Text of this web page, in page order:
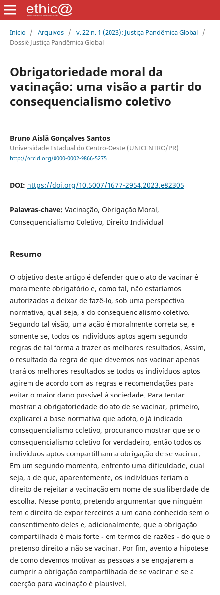
Início / Arquivos / v. 22 n. 1 (2023): Justiça Pandêmica Global /
Dossiê Justiça Pandêmica Global
Obrigatoriedade moral da
vacinação: uma visão a partir do
consequencialismo coletivo
Bruno Aislã Gonçalves Santos
Universidade Estadual do Centro-Oeste (UNICENTRO/PR)
http://orcid.org/0000-0002-9866-5275
DOI: https://doi.org/10.5007/1677-2954.2023.e82305
Palavras-chave: Vacinação, Obrigação Moral,
Consequencialismo Coletivo, Direito Individual
Resumo
O objetivo deste artigo é defender que o ato de vacinar é
moralmente obrigatório e, como tal, não estaríamos
autorizados a deixar de fazê-lo, sob uma perspectiva
normativa, qual seja, a do consequencialismo coletivo.
Segundo tal visão, uma ação é moralmente correta se, e
somente se, todos os indivíduos aptos agem segundo
regras de tal forma a trazer os melhores resultados. Assim,
o resultado da regra de que devemos nos vacinar apenas
trará os melhores resultados se todos os indivíduos aptos
agirem de acordo com as regras e recomendações para
evitar o maior dano possível à sociedade. Para tentar
mostrar a obrigatoriedade do ato de se vacinar, primeiro,
explicarei a base normativa que adoto, o já indicado
consequencialismo coletivo, procurando mostrar que seo
consequencialismo coletivo for verdadeiro, então todos os
indivíduos aptos compartilham a obrigação de se vacinar.
Em um segundo momento, enfrento uma dificuldade, qual
seja, a de que, aparentemente, os indivíduos teriam o
direito de rejeitar a vacinação em nome de sua liberdade de
escolha. Nesse ponto, pretendo argumentar que ninguém
tem o direito de expor terceiros a um dano conhecido sem o
consentimento deles e, adicionalmente, que a obrigação
compartilhada é mais forte - em termos de razões - do que o
pretenso direito a não se vacinar. Por fim, avento a hipótese
de como devemos motivar as pessoas a se engajarem a
cumprir a obrigação compartilhada de se vacinar e se a
coerção para vacinação é plausível.